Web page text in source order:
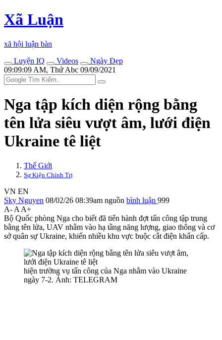
Xã Luận
xã hội luận bàn
Luyện IQ
Videos
Ngày Đẹp
09:09:09 AM, Thứ Abc 09/09/2021
Nga tập kích diện rộng bằng
tên lửa siêu vượt âm, lưới điện
Ukraine tê liệt
Thế Giới
Sự Kiện Chính Trị
VN EN
Sky Nguyen 08/02/26 08:39am nguồn bình luận 999
A- A A+
Bộ Quốc phòng Nga cho biết đã tiến hành đợt tấn công tập trung
bằng tên lửa, UAV nhằm vào hạ tầng năng lượng, giao thông và cơ
sở quân sự Ukraine, khiến nhiều khu vực buộc cắt điện khẩn cấp.
hiện trường vụ tấn công của Nga nhằm vào Ukraine
ngày 7-2. Ảnh: TELEGRAM